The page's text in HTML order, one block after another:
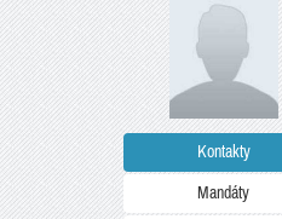
Kontakty
Mandáty